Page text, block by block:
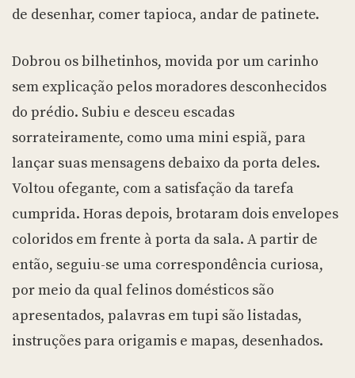
de desenhar, comer tapioca, andar de patinete.
Dobrou os bilhetinhos, movida por um carinho
sem explicação pelos moradores desconhecidos
do prédio. Subiu e desceu escadas
sorrateiramente, como uma mini espiã, para
lançar suas mensagens debaixo da porta deles.
Voltou ofegante, com a satisfação da tarefa
cumprida. Horas depois, brotaram dois envelopes
coloridos em frente à porta da sala. A partir de
então, seguiu-se uma correspondência curiosa,
por meio da qual felinos domésticos são
apresentados, palavras em tupi são listadas,
instruções para origamis e mapas, desenhados.